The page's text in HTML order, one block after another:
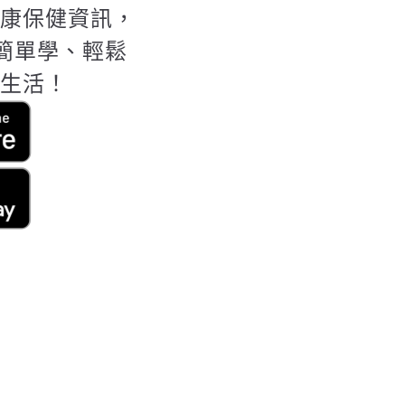
保健資訊，
單學、輕鬆
活！